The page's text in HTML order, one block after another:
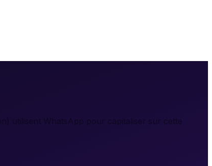
utilisent WhatsApp pour capitaliser sur cette